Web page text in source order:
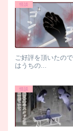
怪談
ご好評を頂いたの
はうちの...
怪談